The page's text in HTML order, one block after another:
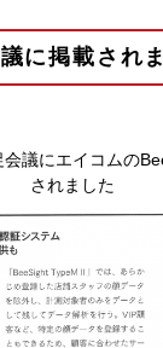
に掲載され
議にエイコムの
されました